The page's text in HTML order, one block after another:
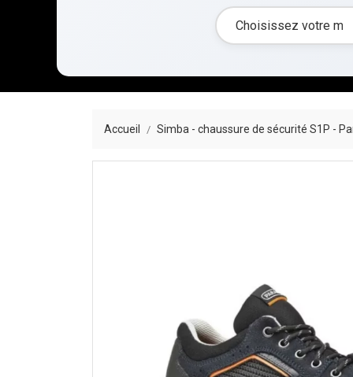
Accueil Simba - chaussure de sécurité S1P -